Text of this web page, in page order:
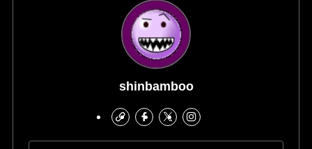
shinbamboo